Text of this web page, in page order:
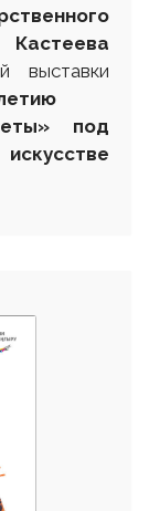
выставки
под